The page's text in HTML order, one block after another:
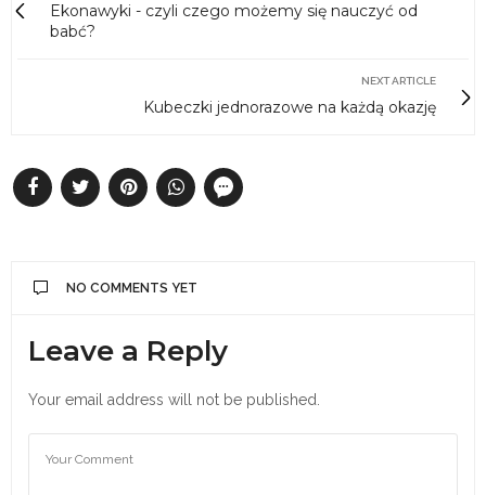
Ekonawyki - czyli czego możemy się nauczyć od
babć?
NEXT ARTICLE
Kubeczki jednorazowe na każdą okazję
NO COMMENTS YET
Leave a Reply
Your email address will not be published.